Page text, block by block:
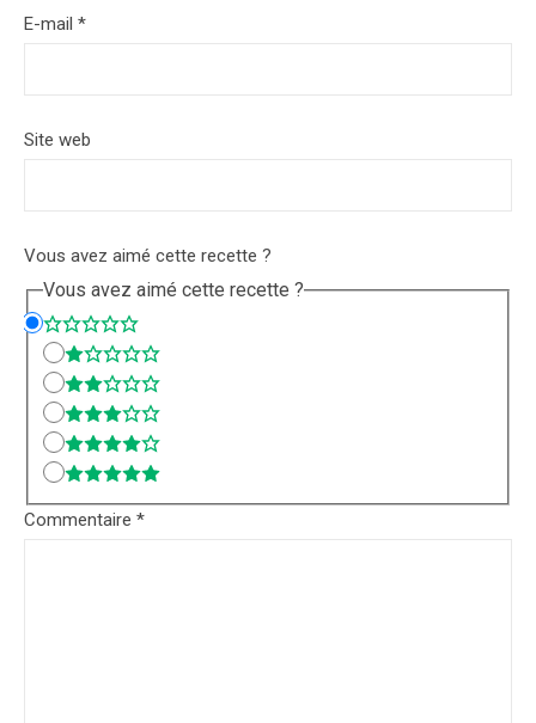
E-mail *
Site web
Vous avez aimé cette recette ?
Vous avez aimé cette recette ?
Commentaire *